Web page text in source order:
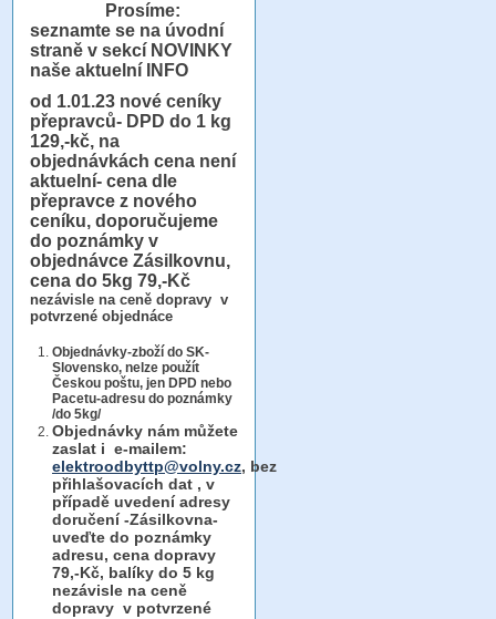
Prosíme:
seznamte se na úvodní
straně v sekcí NOVINKY
naše aktuelní INFO
od 1.01.23 nové ceníky
přepravců- DPD do 1 kg
129,-kč, na
objednávkách cena není
aktuelní- cena dle
přepravce z nového
ceníku, doporučujeme
do poznámky v
objednávce Zásilkovnu,
cena do 5kg 79,-Kč
nezávisle na ceně dopravy v
potvrzené objednáce
Objednávky-zboží do SK-
Slovensko, nelze použít
Českou poštu, jen DPD nebo
Pacetu-adresu do poznámky
/do 5kg/
Objednávky nám můžete
zaslat i e-mailem:
elektroodbyttp@volny.cz, bez
přihlašovacích dat , v
případě uvedení adresy
doručení -Zásilkovna-
uveďte do poznámky
adresu, cena dopravy
79,-Kč, balíky do 5 kg
nezávisle na ceně
dopravy v potvrzené